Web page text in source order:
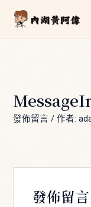
發佈留言 / 作者:
發佈留言
navigation